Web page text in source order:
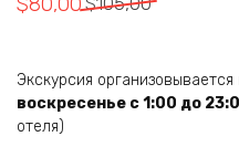
$105,00.
$80,00
Экскурсия организовывается
воскресенье с 1:00 до
отеля)